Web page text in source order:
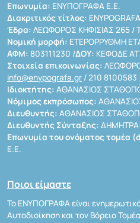
Επωνυμία: ΕΝΥΠΟΓΡΑΦΑ Ε.Ε.
Διακριτικός τίτλος: ENYPOGRAFA
Έδρα: ΛΕΩΦΟΡΟΣ ΚΗΦΙΣΙΑΣ 265 /
Νομική μορφή: ΕΤΕΡΟΡΡΥΘΜΗ
ΑΦΜ: 803111230 /ΔΟΥ: ΚΕΦΟΔΕ
Στοιχεία επικοινωνίας:
info@enypografa.gr / 210 8100583
Ιδιοκτήτης: ΑΘΑΝΑΣΙΟΣ
Νόμιμος εκπρόσωπος:
Διευθυντής: ΑΘΑΝΑΣΙΟΣ
Διευθυντής Σύνταξης: ΔΗΜΗΤΡΑ
Επωνυμία του ονόματος τομέα
Ε.Ε.
Ποιοι είμαστε
Το ΕΝΥΠΟΓΡΑΦΑ είναι
Αυτοδιοίκηση και τον Βόρειο